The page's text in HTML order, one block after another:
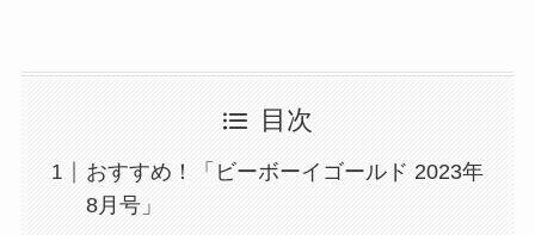
目次
おすすめ！「ビーボーイゴールド 2023年
8月号」